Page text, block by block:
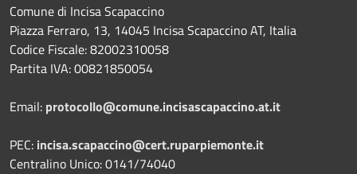
Comune di Incisa Scapaccino
Piazza Ferraro, 13, 14045 Incisa Scapaccino AT, Italia
Codice Fiscale: 82002310058
Partita IVA: 00821850054
Email: protocollo@comune.incisascapaccino.at.it
PEC: incisa.scapaccino@cert.ruparpiemonte.it
Centralino Unico: 0141/74040